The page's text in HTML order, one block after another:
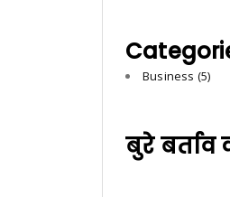
Business (5)
बुरे